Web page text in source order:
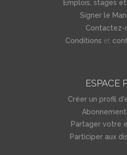
Emplois, stages
Signer le
Contactez-
Conditions et
ESPACE
Créer un profil
Abonnement
Partager votre
Participer aux